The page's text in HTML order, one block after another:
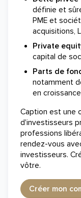
définie et
PME et
acquisitions,
Private
capital de
Parts de
notamment
en
Caption est une
d'investisseurs
professions
rendez-vous
investisseurs.
vôtre.
Créer mon